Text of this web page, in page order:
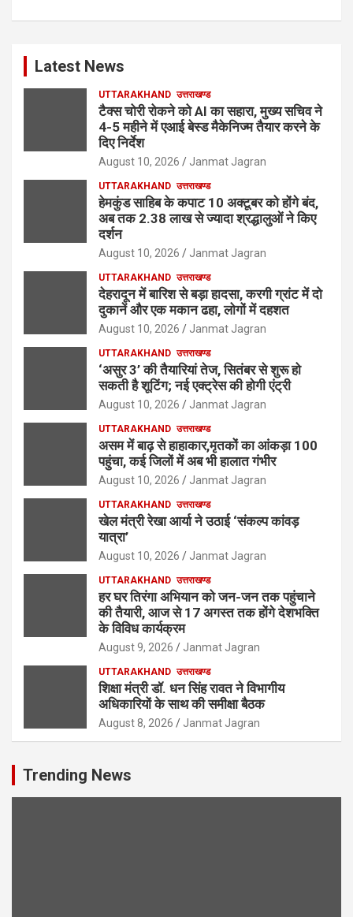
Latest News
UTTARAKHAND उत्तराखण्ड
टैक्स चोरी रोकने को AI का सहारा, मुख्य सचिव ने
4-5 महीने में एआई बेस्ड मैकेनिज्म तैयार करने के
दिए निर्देश
August 10, 2026 Janmat Jagran
UTTARAKHAND उत्तराखण्ड
हेमकुंड साहिब के कपाट 10 अक्टूबर को होंगे बंद,
अब तक 2.38 लाख से ज्यादा श्रद्धालुओं ने किए
दर्शन
August 10, 2026 Janmat Jagran
UTTARAKHAND उत्तराखण्ड
देहरादून में बारिश से बड़ा हादसा, करगी ग्रांट में दो
दुकानें और एक मकान ढहा, लोगों में दहशत
August 10, 2026 Janmat Jagran
UTTARAKHAND उत्तराखण्ड
‘असुर 3’ की तैयारियां तेज, सितंबर से शुरू हो
सकती है शूटिंग; नई एक्ट्रेस की होगी एंट्री
August 10, 2026 Janmat Jagran
UTTARAKHAND उत्तराखण्ड
असम में बाढ़ से हाहाकार,मृतकों का आंकड़ा 100
पहुंचा, कई जिलों में अब भी हालात गंभीर
August 10, 2026 Janmat Jagran
UTTARAKHAND उत्तराखण्ड
खेल मंत्री रेखा आर्या ने उठाई ‘संकल्प कांवड़
यात्रा’
August 10, 2026 Janmat Jagran
UTTARAKHAND उत्तराखण्ड
हर घर तिरंगा अभियान को जन-जन तक पहुंचाने
की तैयारी, आज से 17 अगस्त तक होंगे देशभक्ति
के विविध कार्यक्रम
August 9, 2026 Janmat Jagran
UTTARAKHAND उत्तराखण्ड
शिक्षा मंत्री डॉ. धन सिंह रावत ने विभागीय
अधिकारियों के साथ की समीक्षा बैठक
August 8, 2026 Janmat Jagran
Trending News